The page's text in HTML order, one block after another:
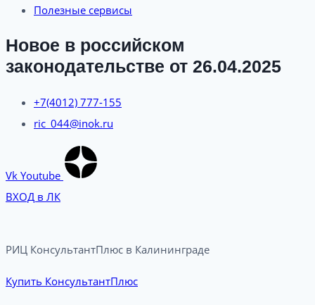
Полезные сервисы
Новое в российском
законодательстве от 26.04.2025
+7(4012) 777-155
ric_044@inok.ru
Vk Youtube
ВХОД в ЛК
РИЦ КонсультантПлюс в Калининграде​
Купить КонсультантПлюс